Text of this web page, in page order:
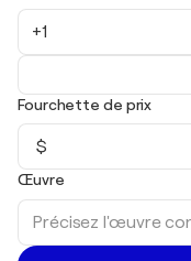
+1
Fourchette de prix
$
Œuvre